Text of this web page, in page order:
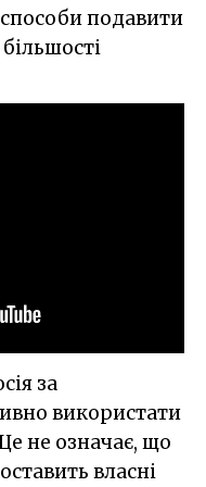
подавити
за
використати
не означає, що
власні